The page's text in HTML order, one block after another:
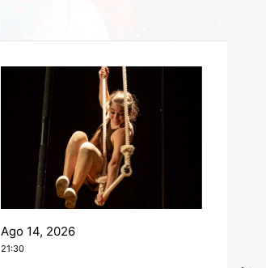
Ago 14, 2026
21:30